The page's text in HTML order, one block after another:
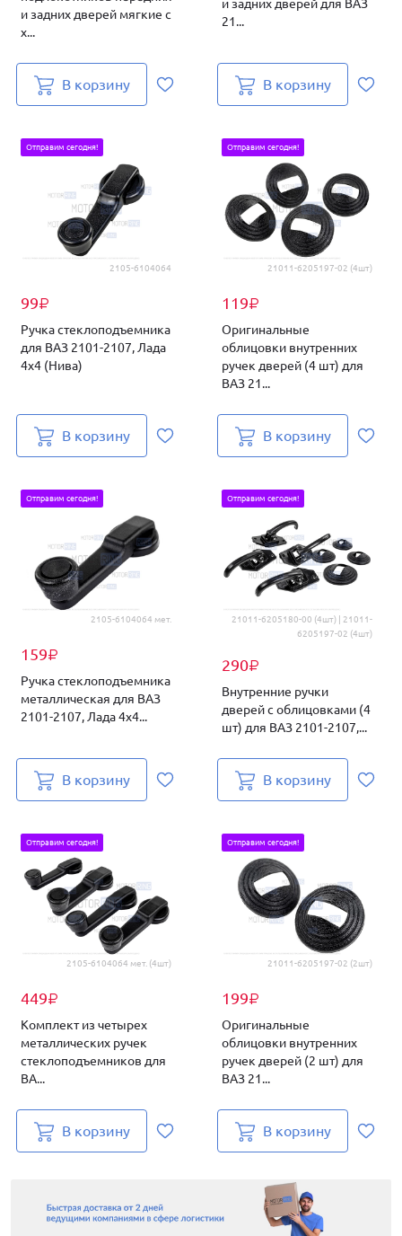
и задних дверей мягкие с
х...
В корзину
и задних дверей для ВАЗ
21...
В корзину
2105-6104064
99₽
Отправим сегодня!
Ручка стеклоподъемника
для ВАЗ 2101-2107, Лада
4х4 (Нива)
В корзину
21011-6205197-02 (4шт)
119₽
Отправим сегодня!
Оригинальные
облицовки внутренних
ручек дверей (4 шт) для
ВАЗ 21...
В корзину
2105-6104064 мет.
159₽
Отправим сегодня!
Ручка стеклоподъемника
металлическая для ВАЗ
2101-2107, Лада 4х4...
В корзину
21011-6205180-00 (4шт) | 21011-
6205197-02 (4шт)
290₽
Отправим сегодня!
Внутренние ручки
дверей c облицовками (4
шт) для ВАЗ 2101-2107,...
В корзину
2105-6104064 мет. (4шт)
449₽
Отправим сегодня!
Комплект из четырех
металлических ручек
стеклоподъемников для
ВА...
В корзину
21011-6205197-02 (2шт)
199₽
Отправим сегодня!
Оригинальные
облицовки внутренних
ручек дверей (2 шт) для
ВАЗ 21...
В корзину